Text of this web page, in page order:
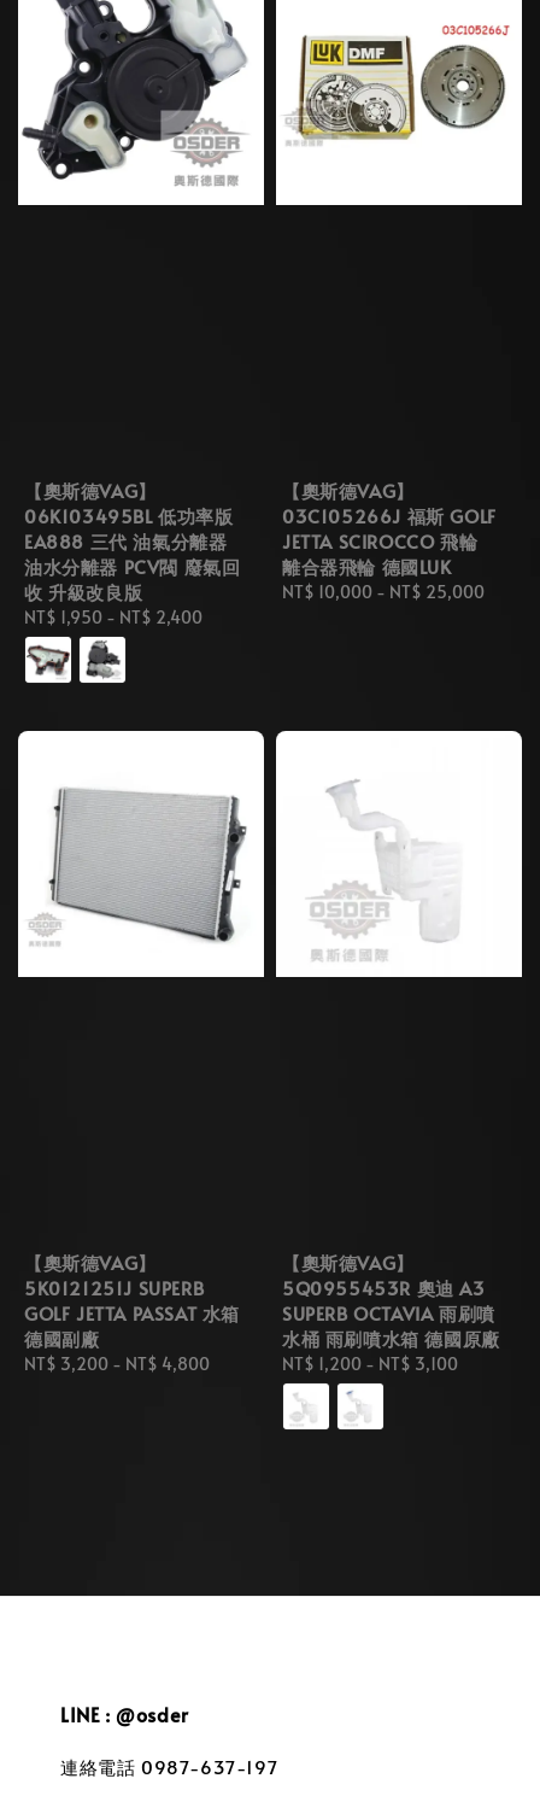
【奧斯德VAG】
06K103495BL 低功率版
EA888 三代 油氣分離器
油水分離器 PCV閥 廢氣回
收 升級改良版
Regular
price
NT$ 1,950 - NT$ 2,400
【奧斯德VAG】
03C105266J 福斯 GOLF
JETTA SCIROCCO 飛輪
離合器飛輪 德國LUK
Regular
NT$ 10,000 - NT$ 25,000
【奧斯德VAG】
5K0121251J SUPERB
GOLF JETTA PASSAT 水箱
德國副廠
Regular
NT$ 3,200 - NT$ 4,800
【奧斯德VAG】
5Q0955453R 奧迪 A3
SUPERB OCTAVIA 雨刷噴
水桶 雨刷噴水箱 德國原廠
Regular
price
NT$ 1,200 - NT$ 3,100
LINE : @osder
連絡電話 0987-637-197